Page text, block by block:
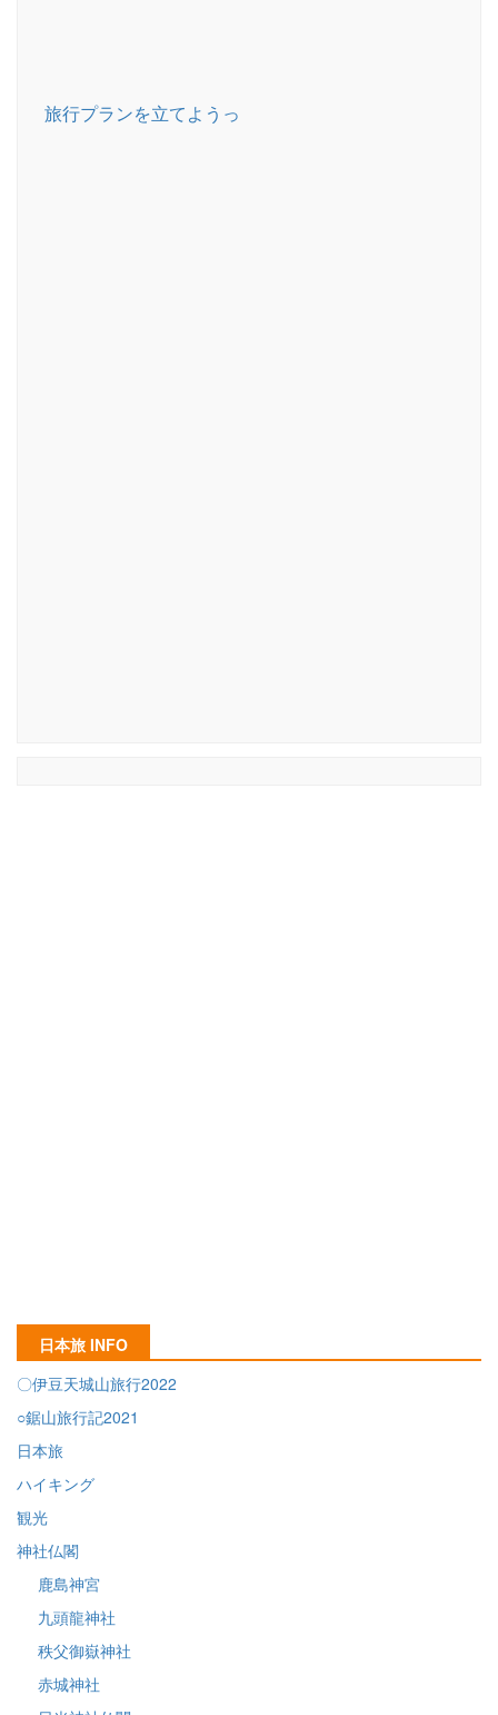
旅行プランを立てようっ
日本旅 INFO
〇伊豆天城山旅行2022
○鋸山旅行記2021
日本旅
ハイキング
観光
神社仏閣
鹿島神宮
九頭龍神社
秩父御嶽神社
赤城神社